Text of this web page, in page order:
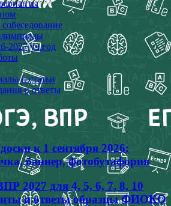
2027 уч.год
и статьи
и ответы
к 1 сентября 2026:
баннер, фотобутафория
2027 для 4, 5, 6, 7, 8, 10
и ответы образцы ФИОКО